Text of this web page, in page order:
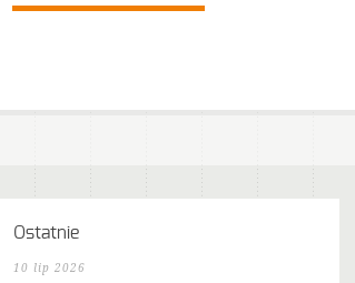
Ostatnie
10 lip 2026